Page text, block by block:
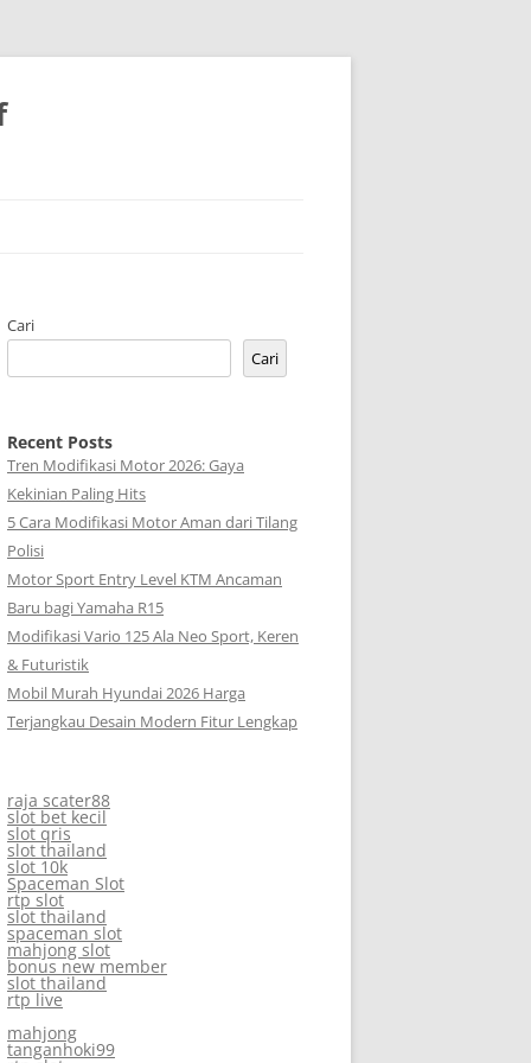
Cari
Cari
Recent Posts
Tren Modifikasi Motor 2026: Gaya
Kekinian Paling Hits
5 Cara Modifikasi Motor Aman dari Tilang
Polisi
Motor Sport Entry Level KTM Ancaman
Baru bagi Yamaha R15
Modifikasi Vario 125 Ala Neo Sport, Keren
& Futuristik
Mobil Murah Hyundai 2026 Harga
Terjangkau Desain Modern Fitur Lengkap
raja scater88
slot bet kecil
slot qris
slot thailand
slot 10k
Spaceman Slot
rtp slot
slot thailand
spaceman slot
mahjong slot
bonus new member
slot thailand
rtp live
mahjong
tanganhoki99